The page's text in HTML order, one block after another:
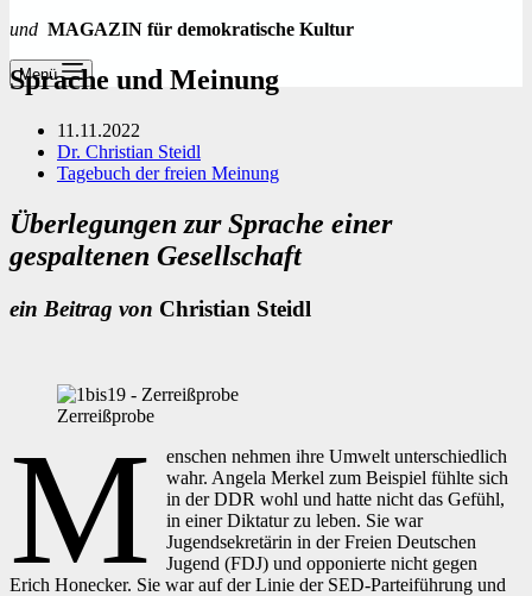
und MAGAZIN für demokratische Kultur
Menü
Sprache und Meinung
11.11.2022
Dr. Christian Steidl
Tagebuch der freien Meinung
Überlegungen zur Sprache einer
gespaltenen Gesellschaft
ein Beitrag von Christian Steidl
Zerreißprobe
M
enschen nehmen ihre Umwelt unterschiedlich
wahr. Angela Merkel zum Beispiel fühlte sich
in der DDR wohl und hatte nicht das Gefühl,
in einer Diktatur zu leben. Sie war
Jugendsekretärin in der Freien Deutschen
Jugend (FDJ) und opponierte nicht gegen
Erich Honecker. Sie war auf der Linie der SED-Parteiführung und